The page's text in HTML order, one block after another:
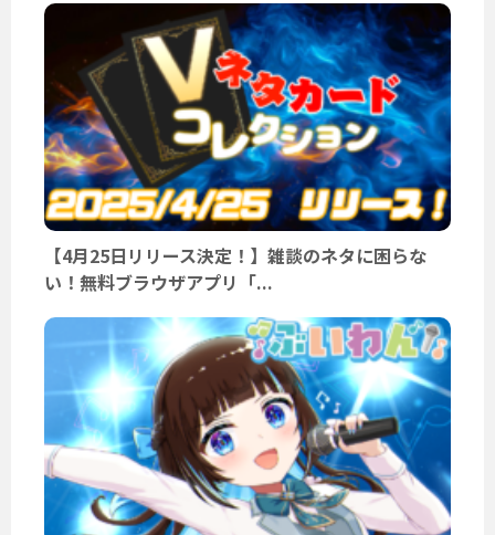
【4月25日リリース決定！】雑談のネタに困らな
い！無料ブラウザアプリ「...